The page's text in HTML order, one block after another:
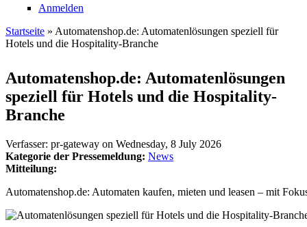
Anmelden
Sie sind hier
Startseite » Automatenshop.de: Automatenlösungen speziell für
Hotels und die Hospitality-Branche
Automatenshop.de: Automatenlösungen
speziell für Hotels und die Hospitality-
Branche
Verfasser: pr-gateway on Wednesday, 8 July 2026
Kategorie der Pressemeldung: News
Mitteilung:
Automatenshop.de: Automaten kaufen, mieten und leasen – mit